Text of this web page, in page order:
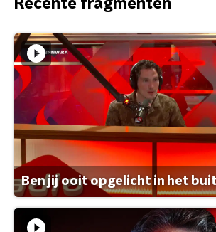
Recente fragmenten
Ben jij ooit opgelicht in het